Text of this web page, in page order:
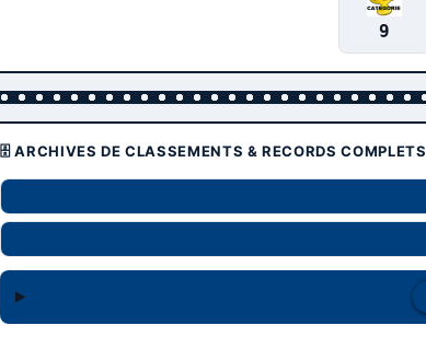
9
🗄️ ARCHIVES DE CLASSEMENTS & RECORDS COMPLETS